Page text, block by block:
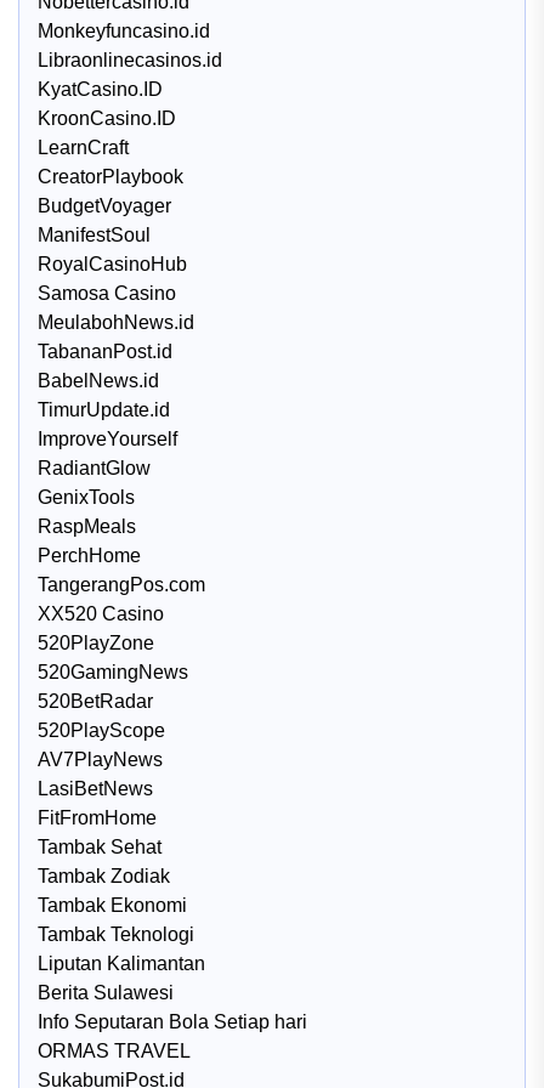
Monkeyfuncasino.id
Libraonlinecasinos.id
KyatCasino.ID
KroonCasino.ID
LearnCraft
CreatorPlaybook
BudgetVoyager
ManifestSoul
RoyalCasinoHub
Samosa Casino
MeulabohNews.id
TabananPost.id
BabelNews.id
TimurUpdate.id
ImproveYourself
RadiantGlow
GenixTools
RaspMeals
PerchHome
TangerangPos.com
XX520 Casino
520PlayZone
520GamingNews
520BetRadar
520PlayScope
AV7PlayNews
LasiBetNews
FitFromHome
Tambak Sehat
Tambak Zodiak
Tambak Ekonomi
Tambak Teknologi
Liputan Kalimantan
Berita Sulawesi
Info Seputaran Bola Setiap hari
ORMAS TRAVEL
SukabumiPost.id